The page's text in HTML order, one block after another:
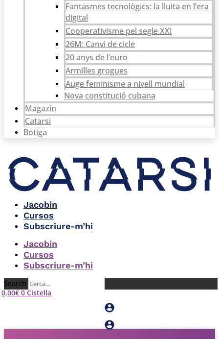
Fantasmes tecnològics: la lluita en l’era
digital
Cooperativisme pel segle XXI
26M: Canvi de cicle
20 anys de l’euro
Armilles grogues
Auge feminisme a nivell mundial
Nova constitució cubana
Magazín
Catarsi
Botiga
Jacobin
Cursos
Subscriure-m’hi
Jacobin
Cursos
Subscriure-m’hi
Search
0,00€ 0 Cistella